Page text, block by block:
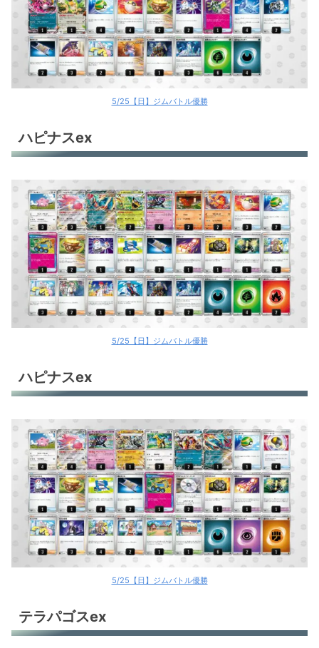
5/25【日】ジムバトル優勝
ハピナスex
5/25【日】ジムバトル優勝
ハピナスex
5/25【日】ジムバトル優勝
テラパゴスex